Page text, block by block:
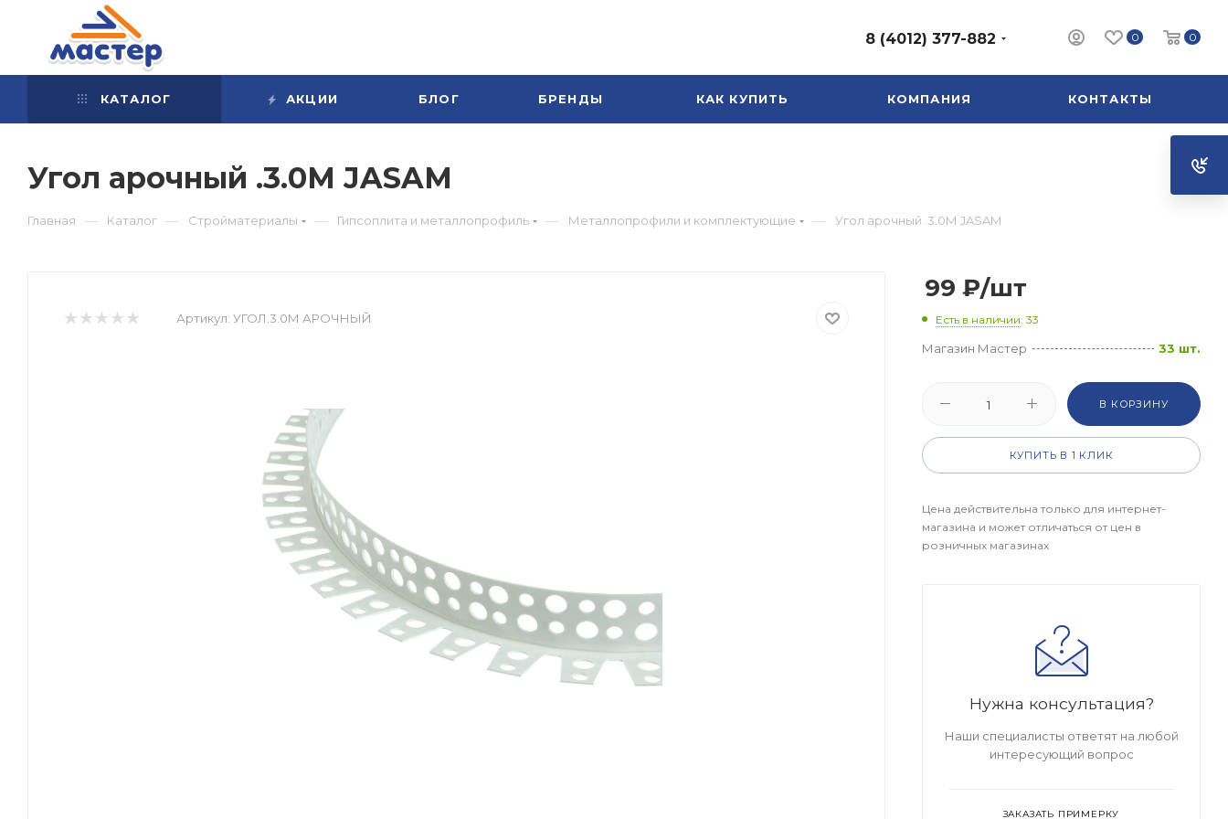
0 0
8 (4012) 377-882
КАТАЛОГ АКЦИИ БЛОГ БРЕНДЫ КАК КУПИТЬ КОМПАНИЯ КОНТАКТЫ
Угол арочный .3.0М JASAM
Главная — Каталог — Стройматериалы — Гипсоплита и металлопрофиль — Металлопрофили и комплектующие — Угол арочный .3.0М JASAM
Артикул: УГОЛ.3.0М АРОЧНЫЙ
99 ₽/шт
Есть в наличии: 33
Магазин Мастер 33 шт.
В КОРЗИНУ
КУПИТЬ В 1 КЛИК
Цена действительна только для интернет-
магазина и может отличаться от цен в
розничных магазинах
Нужна консультация?
Наши специалисты ответят на любой
интересующий вопрос
ЗАКАЗАТЬ ПРИМЕРКУ